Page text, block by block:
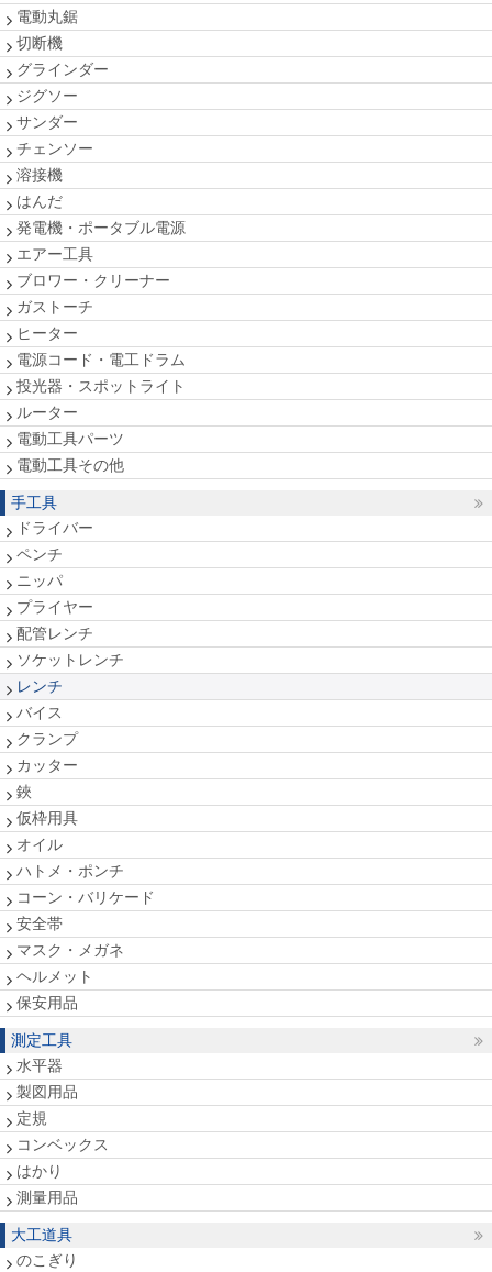
電動丸鋸
切断機
グラインダー
ジグソー
サンダー
チェンソー
溶接機
はんだ
発電機・ポータブル電源
エアー工具
ブロワー・クリーナー
ガストーチ
ヒーター
電源コード・電工ドラム
投光器・スポットライト
ルーター
電動工具パーツ
電動工具その他
手工具
ドライバー
ペンチ
ニッパ
プライヤー
配管レンチ
ソケットレンチ
レンチ
バイス
クランプ
カッター
鋏
仮枠用具
オイル
ハトメ・ポンチ
コーン・バリケード
安全帯
マスク・メガネ
ヘルメット
保安用品
測定工具
水平器
製図用品
定規
コンベックス
はかり
測量用品
大工道具
のこぎり